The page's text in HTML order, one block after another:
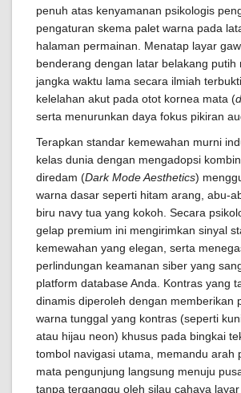
penuh atas kenyamanan psikologis
pengaturan skema palet warna pada
halaman permainan. Menatap layar
benderang dengan latar belakang putih
jangka waktu lama secara ilmiah
kelelahan akut pada otot kornea mata (
serta menurunkan daya fokus pikiran
Terapkan standar kemewahan murni
kelas dunia dengan mengadopsi
diredam (Dark Mode Aesthetics)
warna dasar seperti hitam arang, abu-
biru navy tua yang kokoh. Secara
gelap premium ini mengirimkan sinyal
kemewahan yang elegan, serta
perlindungan keamanan siber yang
platform database Anda. Kontras yang
dinamis diperoleh dengan memberikan
warna tunggal yang kontras (seperti
atau hijau neon) khusus pada bingkai
tombol navigasi utama, memandu arah
mata pengunjung langsung menuju
tanpa terganggu oleh silau cahaya